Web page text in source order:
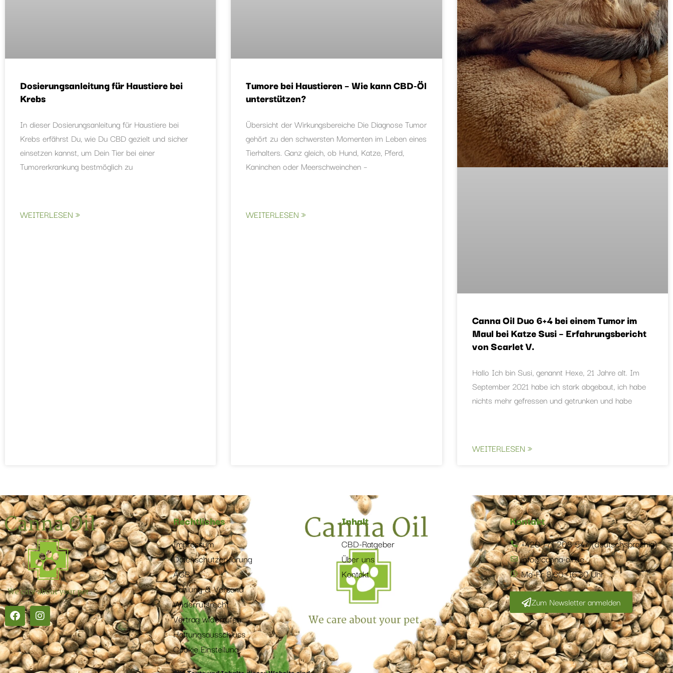
Dosierungsanleitung für Haustiere bei
Krebs
In dieser Dosierungsanleitung für Haustiere bei
Krebs erfährst Du, wie Du CBD gezielt und sicher
einsetzen kannst, um Dein Tier bei einer
Tumorerkrankung bestmöglich zu
WEITERLESEN »
Tumore bei Haustieren – Wie kann CBD-Öl
unterstützen?
Übersicht der Wirkungsbereiche Die Diagnose Tumor
gehört zu den schwersten Momenten im Leben eines
Tierhalters. Ganz gleich, ob Hund, Katze, Pferd,
Kaninchen oder Meerschweinchen –
WEITERLESEN »
Canna Oil Duo 6+4 bei einem Tumor im
Maul bei Katze Susi – Erfahrungsbericht
von Scarlet V.
Hallo Ich bin Susi, genannt Hexe, 21 Jahre alt. Im
September 2021 habe ich stark abgebaut, ich habe
nichts mehr gefressen und getrunken und habe
WEITERLESEN »
Rechtliches
Impressum
Datenschutzerklärung
AGB
Zahlung & Versand
Widerrufsrecht
Vertrag widerrufen
Haftungsausschluss
Cookie Einstellung
Inhalt
CBD-Ratgeber
Über uns
Kontakt
Kontakt
+420 771 208 547 (deutschsprachig)
info@canna-oil.de
Mo-Fr 8.30 -16.30 Uhr
Zum Newsletter anmelden